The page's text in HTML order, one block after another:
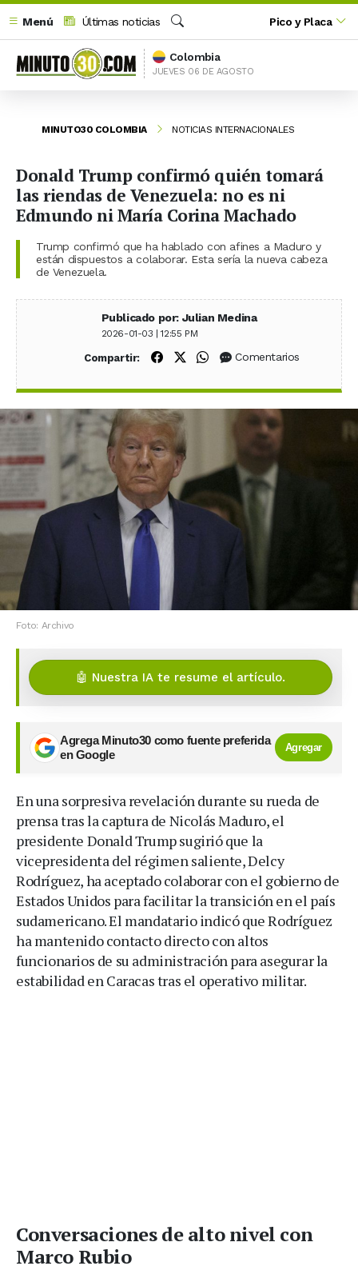
Menú
Últimas noticias
Buscar
Pico y Placa
Colombia
JUEVES 06 DE AGOSTO
MINUTO30 COLOMBIA NOTICIAS INTERNACIONALES
Donald Trump confirmó quién tomará
las riendas de Venezuela: no es ni
Edmundo ni María Corina Machado
Trump confirmó que ha hablado con afines a Maduro y
están dispuestos a colaborar. Esta sería la nueva cabeza
de Venezuela.
Publicado por: Julian Medina
2026-01-03 | 12:55 PM
Compartir: Compartir en Facebook
Compartir en X (Twitter)
Compartir en WhatsApp
Comentarios
Foto: Archivo
🤖 Nuestra IA te resume el artículo.
Agrega Minuto30 como fuente preferida
en Google
Agregar
En una sorpresiva revelación durante su rueda de
prensa tras la captura de Nicolás Maduro, el
presidente Donald Trump sugirió que la
vicepresidenta del régimen saliente, Delcy
Rodríguez, ha aceptado colaborar con el gobierno de
Estados Unidos para facilitar la transición en el país
sudamericano. El mandatario indicó que Rodríguez
ha mantenido contacto directo con altos
funcionarios de su administración para asegurar la
estabilidad en Caracas tras el operativo militar.
Conversaciones de alto nivel con
Marco Rubio